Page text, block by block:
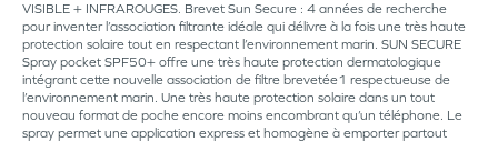
VISIBLE + INFRAROUGES. Brevet Sun Secure : 4 années de recherche
pour inventer l’association filtrante idéale qui délivre à la fois une très haute
protection solaire tout en respectant l’environnement marin. SUN SECURE
Spray pocket SPF50+ offre une très haute protection dermatologique
intégrant cette nouvelle association de filtre brevetée1 respectueuse de
l’environnement marin. Une très haute protection solaire dans un tout
nouveau format de poche encore moins encombrant qu’un téléphone. Le
spray permet une application express et homogène à emporter partout